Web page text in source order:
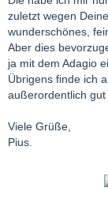
Une Soirée
zuletzt wegen
wunderschönes,
Aber dies
ja mit dem Adagio
Übrigens finde ich
außerordentlich
Viele Grüße,
Pius.